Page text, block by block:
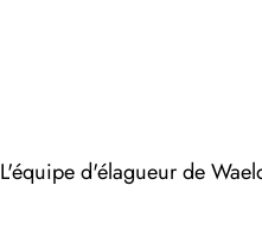
L'équipe d'élagueur de